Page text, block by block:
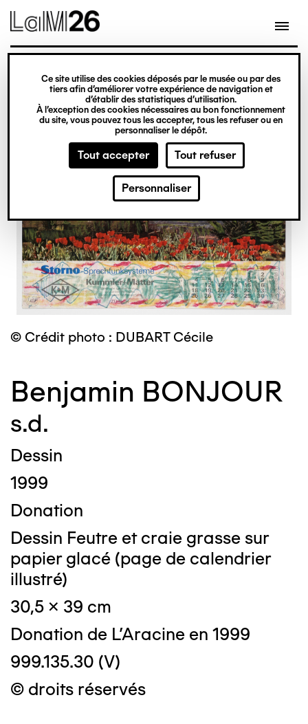
Gestion des cookies
Ce site utilise des cookies déposés par le musée ou par des
tiers afin d’améliorer votre expérience de navigation et
d’établir des statistiques d’utilisation.
À l’exception des cookies nécessaires au bon fonctionnement
du site, vous pouvez tous les accepter, tous les refuser ou en
personnaliser le dépôt.
Tout accepter Tout refuser
Personnaliser
contenu
© Crédit photo : DUBART Cécile
Benjamin BONJOUR
s.d.
Dessin
1999
Donation
Dessin Feutre et craie grasse sur
papier glacé (page de calendrier
illustré)
30,5 x 39 cm
Donation de L'Aracine en 1999
999.135.30 (V)
© droits réservés